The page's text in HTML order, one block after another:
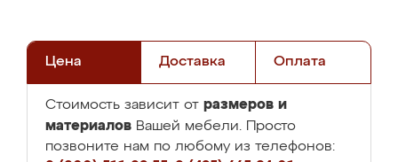
Цена Доставка Оплата
Стоимость зависит от размеров и
материалов Вашей мебели. Просто
позвоните нам по любому из телефонов: